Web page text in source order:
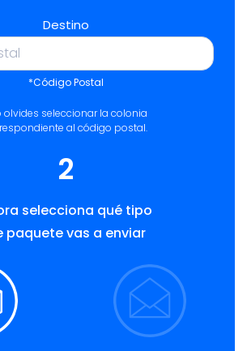
Destino
*Código Postal
olvides seleccionar la colonia
al código postal.
2
selecciona qué tipo
paquete vas a enviar